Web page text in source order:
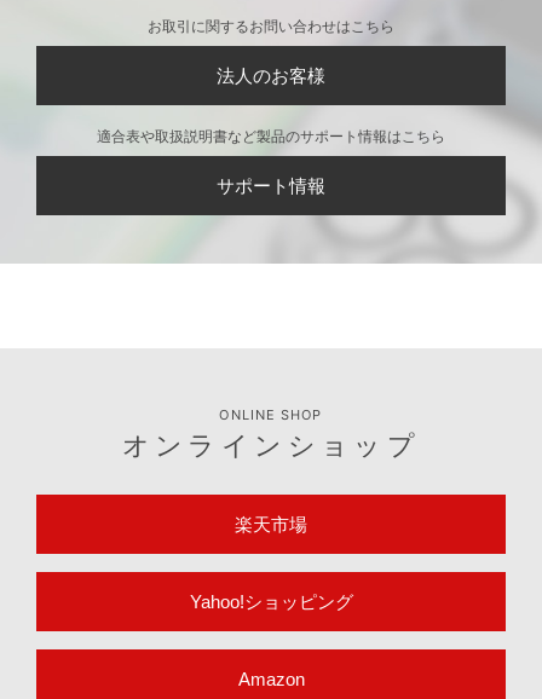
お取引に関するお問い合わせはこちら
法人のお客様
適合表や取扱説明書など製品のサポート情報はこちら
サポート情報
ONLINE SHOP
オンラインショップ
楽天市場
Yahoo!ショッピング
Amazon